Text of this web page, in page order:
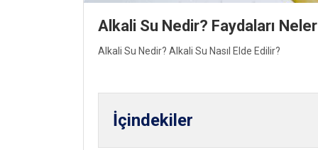
Alkali Su Nedir? Faydaları
Alkali Su Nedir? Alkali Su Nasıl Elde Edilir?
İçindekiler